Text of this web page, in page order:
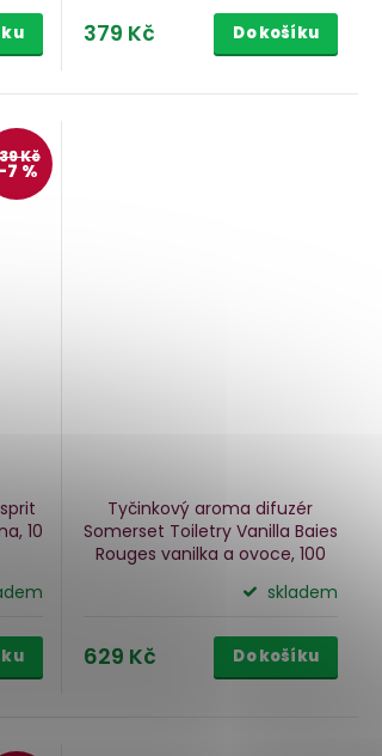
379 Kč Do košíku
Kč
%
10
Tyčinkový aroma difuzér
Somerset Toiletry Vanilla Baies
Rouges vanilka a ovoce, 100
skladem
629 Kč Do košíku